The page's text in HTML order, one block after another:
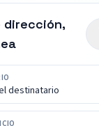
dirección,
destinatario